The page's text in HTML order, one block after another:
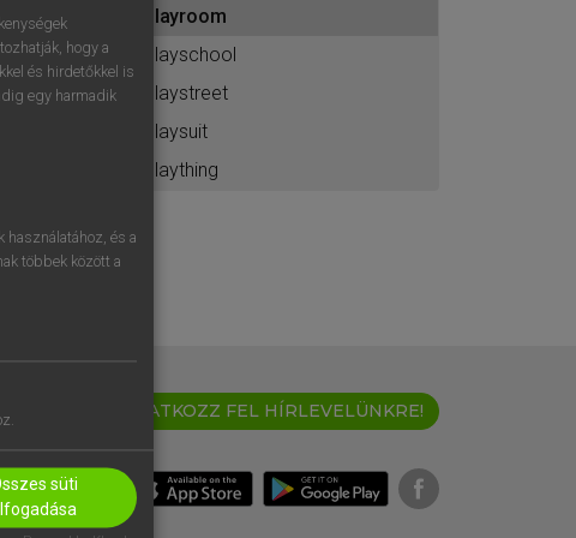
.
playroom
playschool
playstreet
playsuit
plaything
IRATKOZZ FEL HÍRLEVELÜNKRE!
hogy a
és hirdetőkkel is
egy harmadik
használatához, és a
többek között a
süti